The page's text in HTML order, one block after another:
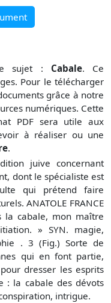
sujet : Cabale. Ce
Pour le télécharger
grâce à notre
numériques. Cette
PDF sera utile aux
à réaliser ou une
.
juive concernant
dont le spécialiste est
qui prétend faire
ANATOLE FRANCE
la cabale, mon maître
» SYN. magie,
. 3 (Fig.) Sorte de
qui en font partie,
dresser les esprits
: la cabale des dévots
intrigue.